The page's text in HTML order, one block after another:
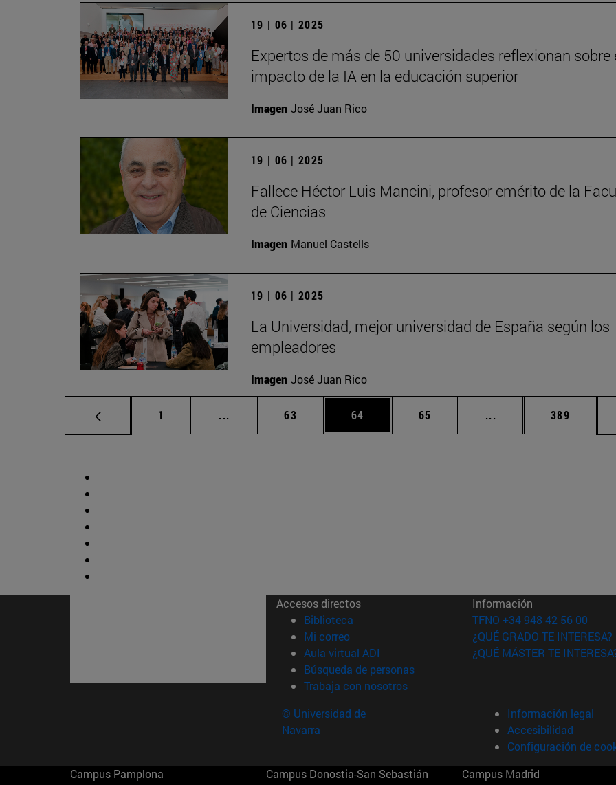
19 | 06 | 2025
Expertos de más de 50 universidades reflexionan sobre
impacto de la IA en la educación superior
Imagen José Juan Rico
19 | 06 | 2025
Fallece Héctor Luis Mancini, profesor emérito de la
de Ciencias
Imagen Manuel Castells
19 | 06 | 2025
La Universidad, mejor universidad de España según los
empleadores
Imagen José Juan Rico
Página
1 ... Páginas intermedias Use TAB para desplazarse.
Página
63 Página
64 Página
65 ... Páginas intermedias
Página
389
Accesos directos
Biblioteca (abre en nueva ventana)
Mi correo(abre en nueva ventana)
Aula virtual ADI (abre en nueva ventana)
Búsqueda de personas(abre en nueva ventana)
Trabaja con nosotros(abre en nueva ventana)
Información
TFNO +34 948 42 56 00
¿QUÉ GRADO TE INTERESA?
¿QUÉ MÁSTER TE
© Universidad de
Navarra
Información legal
Accesibilidad
Configuración de
Campus Pamplona
Campus Donostia-San Sebastián
Campus Madrid